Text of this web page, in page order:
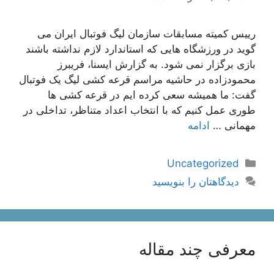
رییس کمیته مسابقات سازمان لیگ فوتبال ایران می
گوید در ورزشگاه هایی که استاندارد لازم نداشته باشند
بازی برگزار نمی شود. به گزارش ایسنا، فریبرز
محمودزاده در حاشیه مراسم قرعه کشی لیگ یک فوتبال
گفت: ما همیشه سعی کرده ایم در قرعه کشی ها
طوری عمل کنیم که با انتخاب اعداد متناظر، تداخلی در
مهمانی … ادامه
دسته‌ها
Uncategorized
دیدگاهتان را بنویسید
معرفی چند مقاله